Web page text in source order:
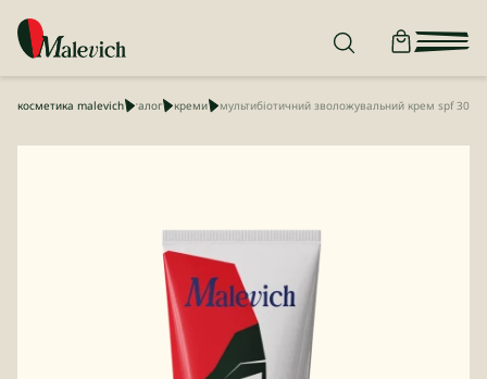
косметика malevichкаталог креми мультибіотичний зволожувальний крем spf 30